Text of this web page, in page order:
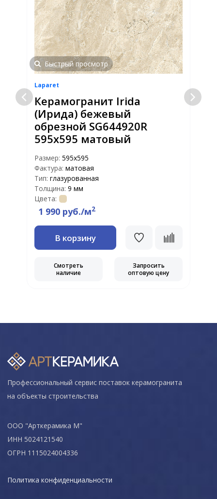
Быстрый просмотр
Laparet
Керамогранит Irida
(Ирида) бежевый
обрезной SG644920R
595x595 матовый
Размер: 595x595
Фактура: матовая
Тип: глазурованная
Толщина: 9 мм
Цвета:
1 990 руб./м2
В корзину
Смотреть
наличие
Запросить
оптовую цену
Профессиональный сервис поставок керамогранита
на объекты строительства
ООО "Арткерамика М"
ИНН 5024121540
ОГРН 1115024004336
Политика конфиденциальности